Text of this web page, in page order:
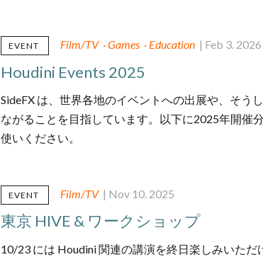
EVENT Film/TV ·Games · Education | Feb 3. 2026
Houdini Events 2025
SideFX は、世界各地のイベントへの出展や、そう
ながることを目指しています。以下に2025年開催
使いください。
EVENT Film/TV | Nov 10. 2025
東京 HIVE & ワークショップ
10/23 には Houdini 関連の講演を終日楽しみいた